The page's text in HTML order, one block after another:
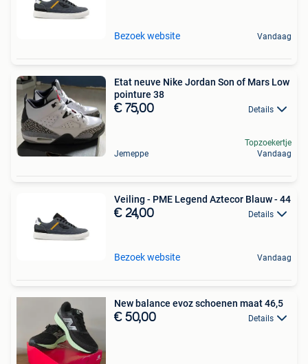
Bezoek website Vandaag
Etat neuve Nike Jordan Son of Mars Low
pointure 38
€ 75,00 Details
Jemeppe
Topzoekertje
Vandaag
Veiling - PME Legend Aztecor Blauw - 44
€ 24,00 Details
Bezoek website Vandaag
New balance evoz schoenen maat 46,5
€ 50,00 Details